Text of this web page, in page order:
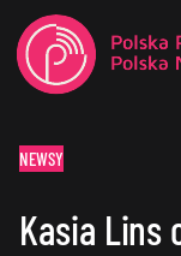
NEWSY
Kasia Lins